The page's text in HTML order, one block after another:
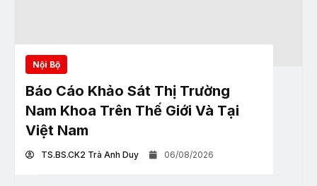
Nội Bộ
Báo Cáo Khảo Sát Thị Trường
Nam Khoa Trên Thế Giới Và Tại
Việt Nam
TS.BS.CK2 Trà Anh Duy 06/08/2026